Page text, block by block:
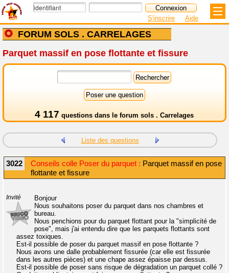
FORUM SOLS . CARRELAGES
S'inscrire Aide
Parquet massif en pose flottante et fissure
4 117 questions dans le forum sols . Carrelages
Liste des questions
3022 Conseils colle Poser du parquet : Parquet massif en pose
flottante et fissure
Invité
Bonjour
Nous souhaitons poser du parquet dans nos chambres et
bureau.
Nous penchions pour du parquet flottant pour la "simplicité de
pose", mais j'ai entendu dire que les parquets flottants sont
assez toxiques.
Est-il possible de poser du parquet massif en pose flottante ?
Nous avons une dalle probablement fissurée (car elle est fissurée
dans les autres pièces) et une chape assez épaisse par dessus.
Est-il possible de poser sans risque de dégradation un parquet collé ?